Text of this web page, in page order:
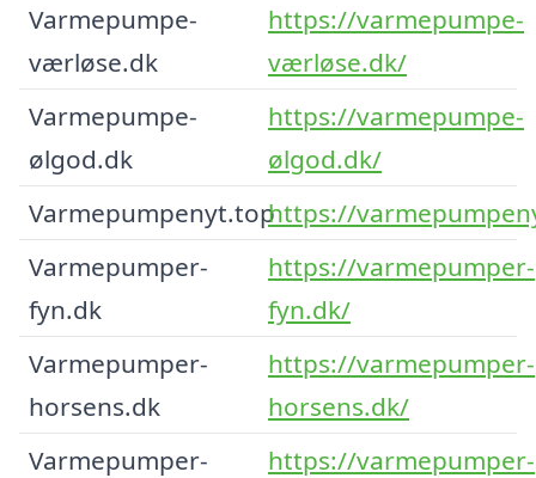
Varmepumpe-
værløse.dk
https://varmepumpe-
værløse.dk/
Varmepumpe-
ølgod.dk
https://varmepumpe-
ølgod.dk/
Varmepumpenyt.tophttps://
Varmepumper-
fyn.dk
https://varmepumper-
fyn.dk/
Varmepumper-
horsens.dk
https://varmepumper-
horsens.dk/
Varmepumper-
https://varmepumper-